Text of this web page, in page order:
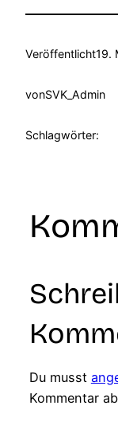
Veröffentlicht19.
vonSVK_Admin
Schlagwörter:
Du musst
Kommentar